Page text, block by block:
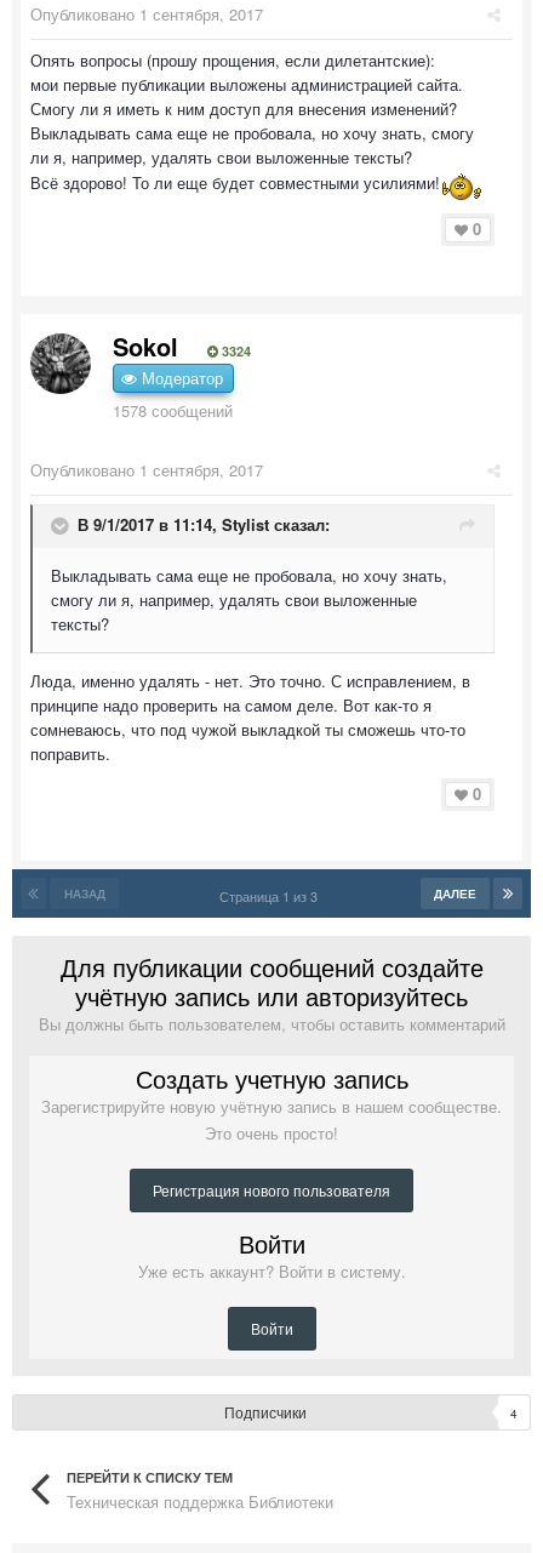
Опубликовано 1 сентября, 2017
Опять вопросы (прошу прощения, если дилетантские):
мои первые публикации выложены администрацией сайта.
Смогу ли я иметь к ним доступ для внесения изменений?
Выкладывать сама еще не пробовала, но хочу знать, смогу
ли я, например, удалять свои выложенные тексты?
Всё здорово! То ли еще будет совместными усилиями!
0
Sokol 3324
Модератор
1578 сообщений
Опубликовано 1 сентября, 2017
В 9/1/2017 в 11:14, Stylist сказал:
Выкладывать сама еще не пробовала, но хочу знать,
смогу ли я, например, удалять свои выложенные
тексты?
Люда, именно удалять - нет. Это точно. С исправлением, в
принципе надо проверить на самом деле. Вот как-то я
сомневаюсь, что под чужой выкладкой ты сможешь что-то
поправить.
0
НАЗАД ДАЛЕЕ
Страница 1 из 3
Для публикации сообщений создайте
учётную запись или авторизуйтесь
Вы должны быть пользователем, чтобы оставить комментарий
Создать учетную запись
Зарегистрируйте новую учётную запись в нашем сообществе.
Это очень просто!
Регистрация нового пользователя
Войти
Уже есть аккаунт? Войти в систему.
Войти
Подписчики 4
ПЕРЕЙТИ К СПИСКУ ТЕМ
Техническая поддержка Библиотеки